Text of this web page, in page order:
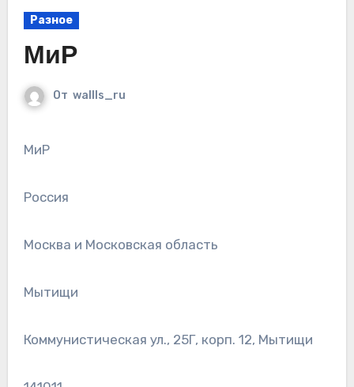
Разное
МиР
От wallls_ru
МиР
Россия
Москва и Московская область
Мытищи
Коммунистическая ул., 25Г, корп. 12, Мытищи